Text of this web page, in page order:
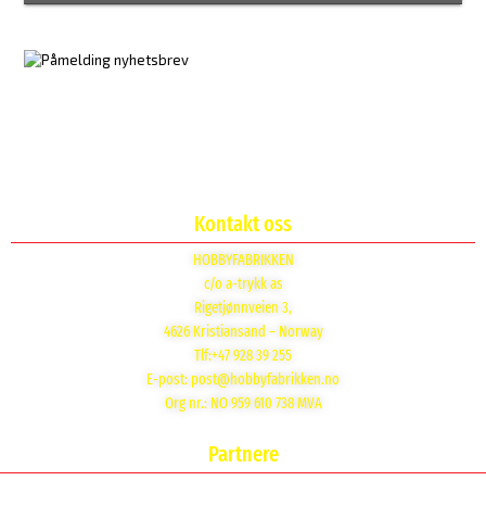
Kontakt oss
HOBBYFABRIKKEN
c/o a-trykk as
Rigetjønnveien 3,
4626 Kristiansand – Norway
Tlf:+47 928 39 255
E-post: post@hobbyfabrikken.no
Org nr.: NO 959 610 738 MVA
Partnere